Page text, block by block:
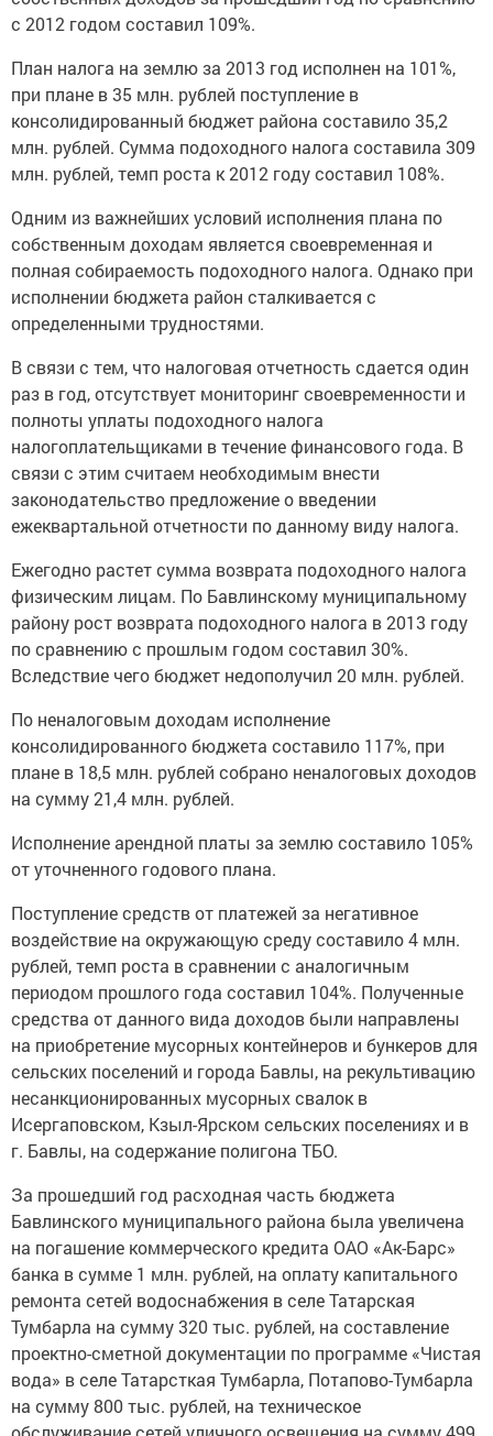
с 2012 годом составил 109%.
План налога на землю за 2013 год исполнен на 101%,
при плане в 35 млн. рублей поступление в
консолидированный бюджет района составило 35,2
млн. рублей. Сумма подоходного налога составила 309
млн. рублей, темп роста к 2012 году составил 108%.
Одним из важнейших условий исполнения плана по
собственным доходам является своевременная и
полная собираемость подоходного налога. Однако при
исполнении бюджета район сталкивается с
определенными трудностями.
В связи с тем, что налоговая отчетность сдается один
раз в год, отсутствует мониторинг своевременности и
полноты уплаты подоходного налога
налогоплательщиками в течение финансового года. В
связи с этим считаем необходимым внести
законодательство предложение о введении
ежеквартальной отчетности по данному виду налога.
Ежегодно растет сумма возврата подоходного налога
физическим лицам. По Бавлинскому муниципальному
району рост возврата подоходного налога в 2013 году
по сравнению с прошлым годом составил 30%.
Вследствие чего бюджет недополучил 20 млн. рублей.
По неналоговым доходам исполнение
консолидированного бюджета составило 117%, при
плане в 18,5 млн. рублей собрано неналоговых доходов
на сумму 21,4 млн. рублей.
Исполнение арендной платы за землю составило 105%
от уточненного годового плана.
Поступление средств от платежей за негативное
воздействие на окружающую среду составило 4 млн.
рублей, темп роста в сравнении с аналогичным
периодом прошлого года составил 104%. Полученные
средства от данного вида доходов были направлены
на приобретение мусорных контейнеров и бункеров для
сельских поселений и города Бавлы, на рекультивацию
несанкционированных мусорных свалок в
Исергаповском, Кзыл-Ярском сельских поселениях и в
г. Бавлы, на содержание полигона ТБО.
За прошедший год расходная часть бюджета
Бавлинского муниципального района была увеличена
на погашение коммерческого кредита ОАО «Ак-Барс»
банка в сумме 1 млн. рублей, на оплату капитального
ремонта сетей водоснабжения в селе Татарская
Тумбарла на сумму 320 тыс. рублей, на составление
проектно-сметной документации по программе «Чистая
вода» в селе Татарсткая Тумбарла, Потапово-Тумбарла
на сумму 800 тыс. рублей, на техническое